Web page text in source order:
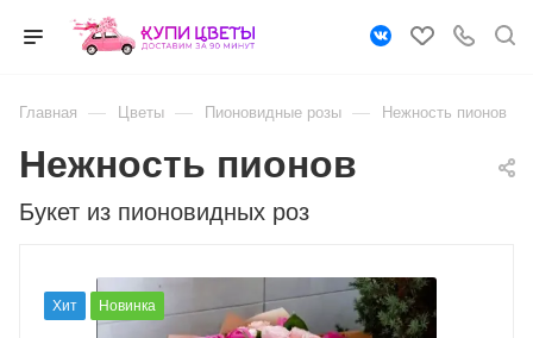
Главная — Цветы — Пионовидные розы — Нежность пионов
Букет из пионовидных роз
Нежность пионов
Хит Новинка